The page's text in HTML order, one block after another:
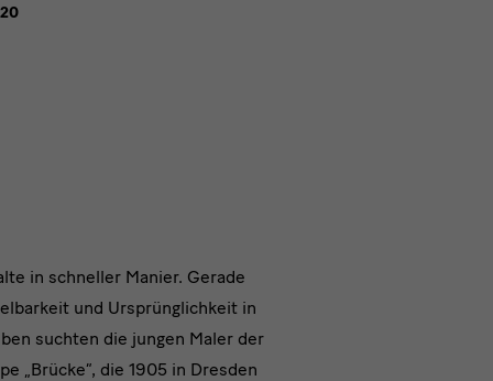
in schneller Manier. Gerade
und Ursprünglichkeit in
suchten die jungen Maler der
„Brücke“, die 1905 in Dresden